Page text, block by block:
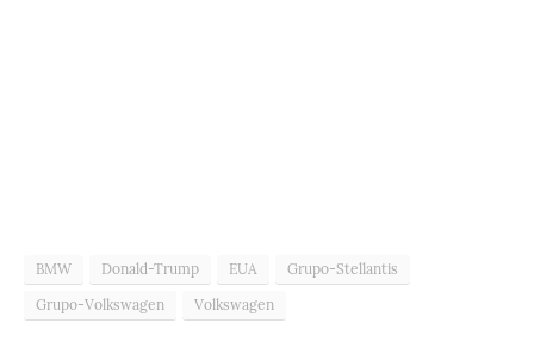
BMW Donald-Trump EUA
Grupo-Stellantis
Grupo-Volkswagen
Volkswagen